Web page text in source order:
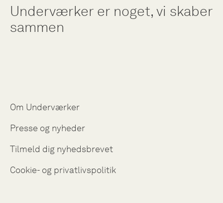
Underværker er noget, vi skaber
sammen
Om Underværker
Presse og nyheder
Tilmeld dig nyhedsbrevet
Cookie- og privatlivspolitik